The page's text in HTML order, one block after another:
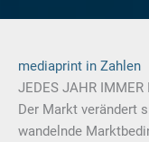
mediaprint in Zahlen
JEDES JAHR IMMER
Der Markt verändert
wandelnde
über Websites hinweg